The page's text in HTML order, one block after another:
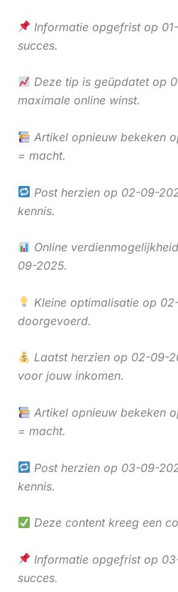
Informatie opgefrist op
succes.
Deze tip is geüpdatet op
maximale online winst.
Artikel opnieuw bekeken
= macht.
Post herzien op 02-09-
kennis.
Online
09-2025.
Kleine optimalisatie op
doorgevoerd.
Laatst herzien op 02-09-
voor jouw inkomen.
Artikel opnieuw bekeken
= macht.
Post herzien op 03-09-
kennis.
Deze content kreeg een
Informatie opgefrist op
succes.